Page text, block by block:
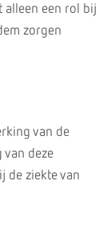
alleen een rol bij
zorgen
van de
van deze
de ziekte van